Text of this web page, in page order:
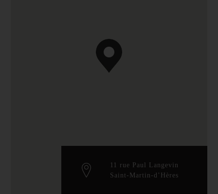
11 rue Paul Langevin
Saint-Martin-d’Hères